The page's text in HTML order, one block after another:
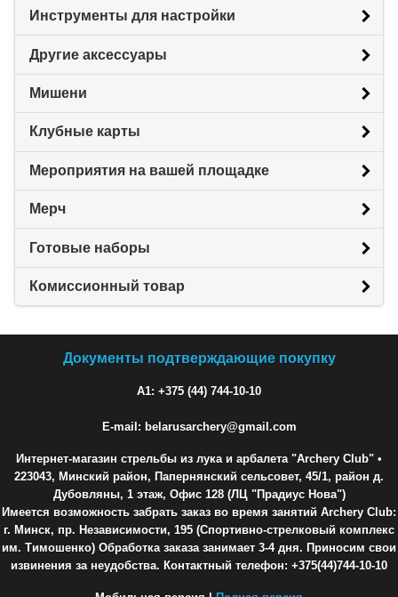
Инструменты для настройки
Другие аксессуары
Мишени
Клубные карты
Мероприятия на вашей площадке
Мерч
Готовые наборы
Комиссионный товар
Документы подтверждающие покупку
A1: +375 (44) 744-10-10
E-mail: belarusarchery@gmail.com
Интернет-магазин стрельбы из лука и арбалета "Archery Club" •
223043, Минский район, Папернянский сельсовет, 45/1, район д.
Дубовляны, 1 этаж, Офис 128 (ЛЦ "Прадиус Нова")
Имеется возможность забрать заказ во время занятий Archery Club:
г. Минск, пр. Независимости, 195 (Спортивно-стрелковый комплекс
им. Тимошенко) Обработка заказа занимает 3-4 дня. Приносим свои
извинения за неудобства. Контактный телефон: +375(44)744-10-10